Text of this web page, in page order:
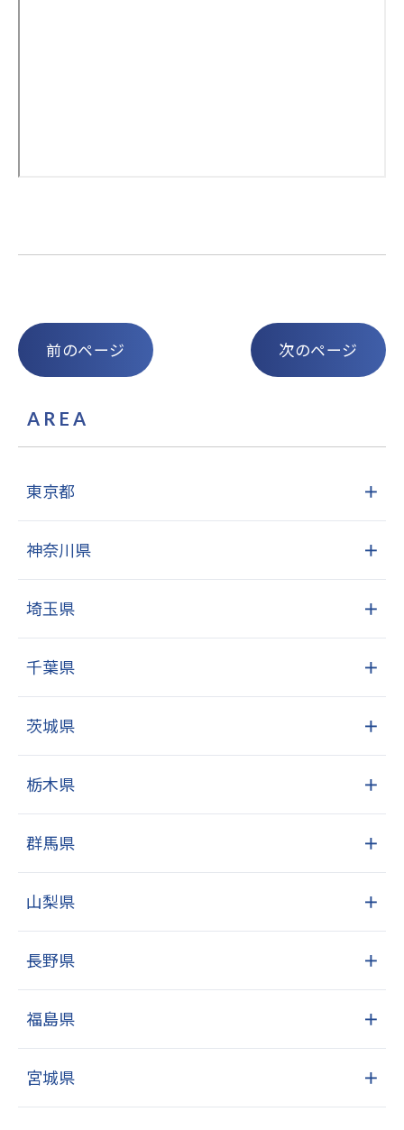
前のページ 次のページ
AREA
東京都 ＋
神奈川県 ＋
埼玉県 ＋
千葉県 ＋
茨城県 ＋
栃木県 ＋
群馬県 ＋
山梨県 ＋
長野県 ＋
福島県 ＋
宮城県 ＋